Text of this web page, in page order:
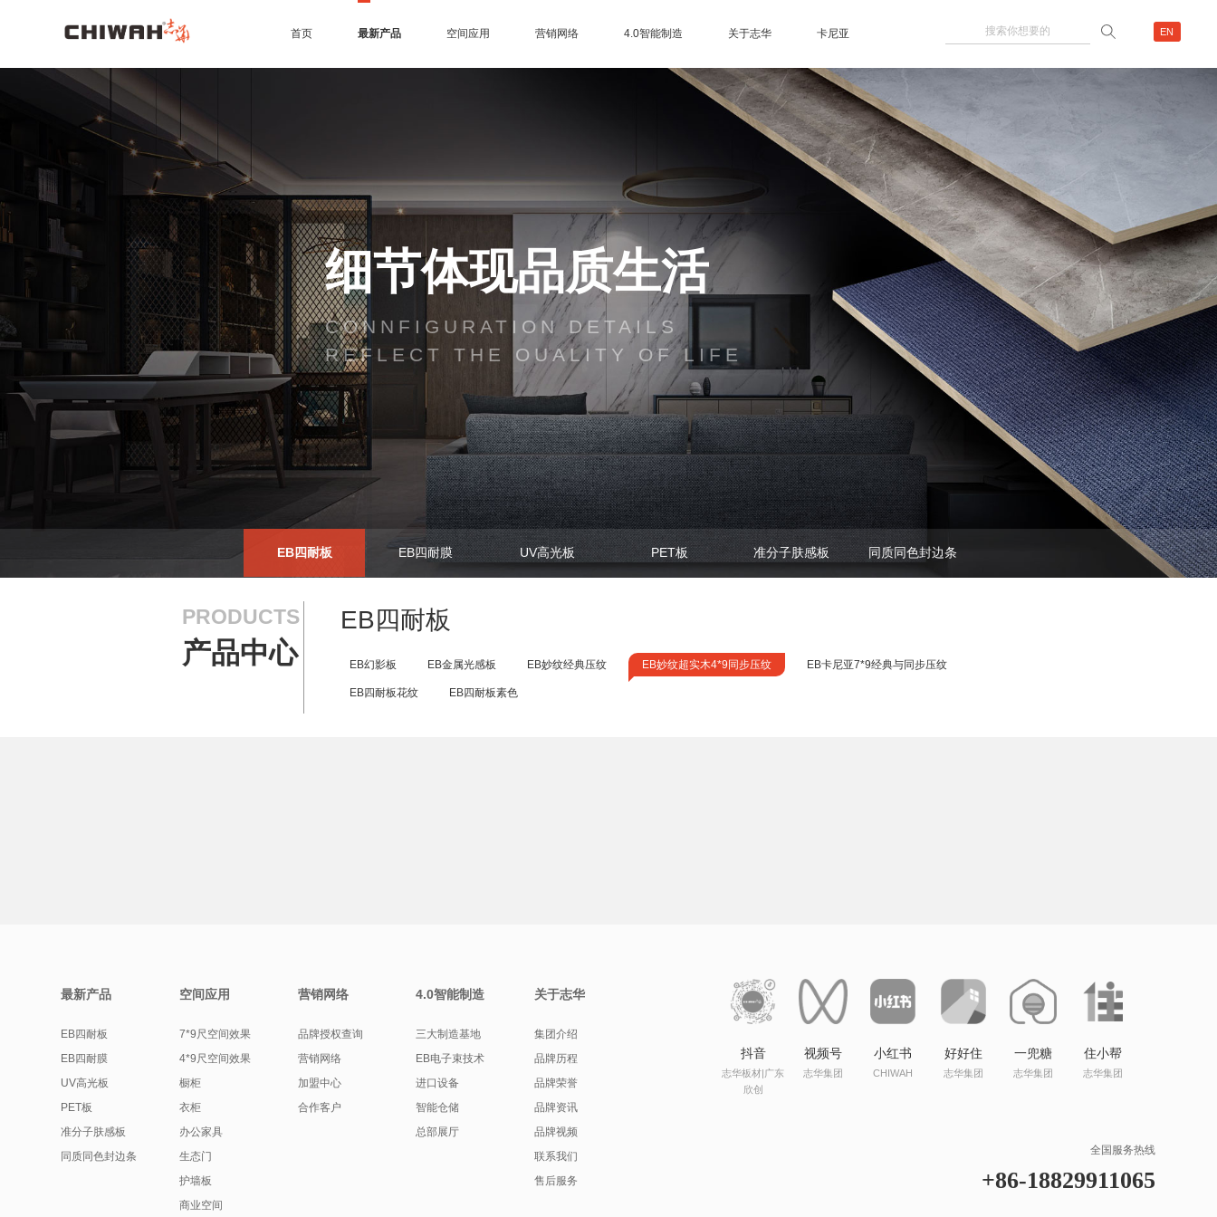
首页 最新产品 空间应用 营销网络 4.0智能制造 关于志华 卡尼亚 EN
细节体现品质生活
CONNFIGURATION DETAILS
REFLECT THE OUALITY OF LIFE
EB四耐板 EB四耐膜 UV高光板 PET板 准分子肤感板 同质同色封边条
PRODUCTS
产品中心
EB四耐板
EB幻影板 EB金属光感板 EB妙纹经典压纹 EB妙纹超实木4*9同步压纹 EB卡尼亚7*9经典与同步压纹
EB四耐板花纹 EB四耐板素色
最新产品
EB四耐板
EB四耐膜
UV高光板
PET板
准分子肤感板
同质同色封边条
空间应用
7*9尺空间效果
4*9尺空间效果
橱柜
衣柜
办公家具
生态门
护墙板
商业空间
营销网络
品牌授权查询
营销网络
加盟中心
合作客户
4.0智能制造
三大制造基地
EB电子束技术
进口设备
智能仓储
总部展厅
关于志华
集团介绍
品牌历程
品牌荣誉
品牌资讯
品牌视频
联系我们
售后服务
抖音
志华板材|广东
欣创
视频号
志华集团
小红书
CHIWAH
好好住
志华集团
一兜糖
志华集团
住小帮
志华集团
全国服务热线
+86-18829911065